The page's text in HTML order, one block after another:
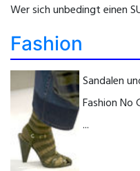
Wer sich unbedingt einen
Fashion
Sandalen
Fashion No
...